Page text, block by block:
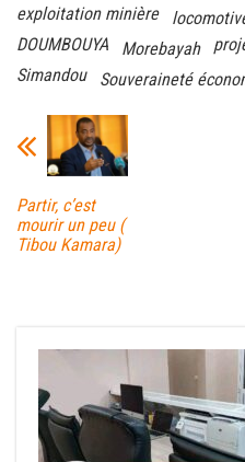
exploitation minière
DOUMBOUYA
Morebayah
Simandou
Souveraineté
Partir, c’est
mourir un peu (
Tibou Kamara)